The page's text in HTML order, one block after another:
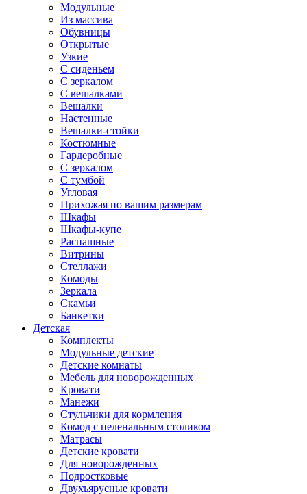
Модульные
Из массива
Обувницы
Открытые
Узкие
С сиденьем
С зеркалом
С вешалками
Вешалки
Настенные
Вешалки-стойки
Костюмные
Гардеробные
С зеркалом
С тумбой
Угловая
Прихожая по вашим размерам
Шкафы
Шкафы-купе
Распашные
Витрины
Стеллажи
Комоды
Зеркала
Скамьи
Банкетки
Детская
Комплекты
Модульные детские
Детские комнаты
Мебель для новорожденных
Кровати
Манежи
Стульчики для кормления
Комод с пеленальным столиком
Матрасы
Детские кровати
Для новорожденных
Подростковые
Двухъярусные кровати